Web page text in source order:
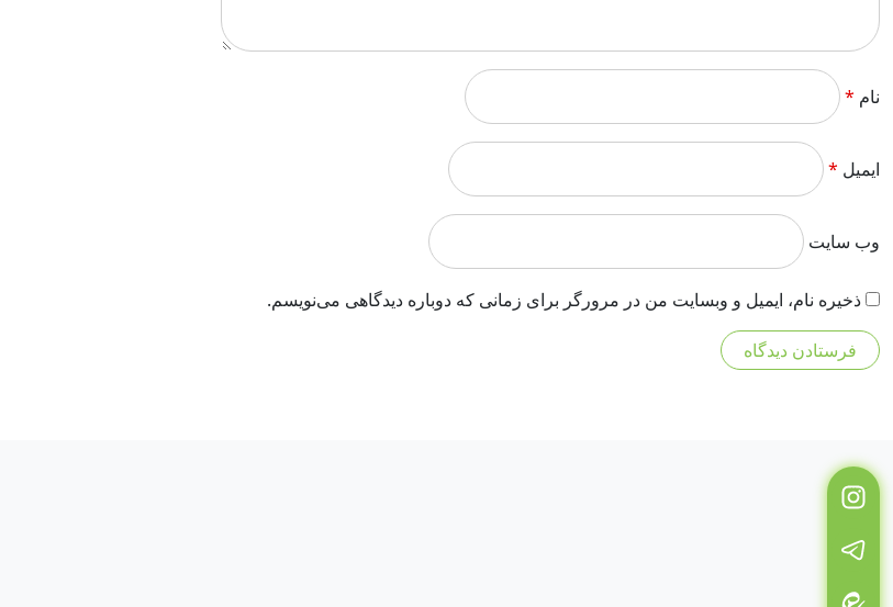
نام *
ایمیل *
وب‌ سایت
ذخیره نام، ایمیل و وبسایت من در مرورگر برای زمانی که دوباره دیدگاهی می‌نویسم.